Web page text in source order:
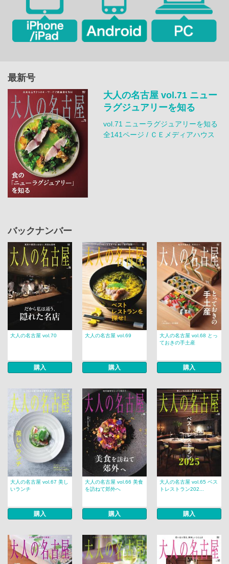
最新号
大人の名古屋 vol.71 ニュー
ラグジュアリーを知る
vol.71 ニューラグジュアリーを知る
全141ページ / ＣＥメディアハウス
バックナンバー
大人の名古屋 vol.70
購入
大人の名古屋 vol.69
購入
大人の名古屋 vol.68 とっ
ておきの手土産
購入
大人の名古屋 vol.67 美し
いランチ
購入
大人の名古屋 vol.66 美食
を訪ねて郊外へ
購入
大人の名古屋 vol.65 ベス
トレストラン202...
購入